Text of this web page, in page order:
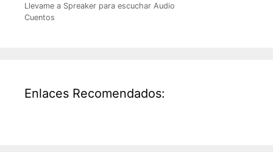
Llevame a Spreaker para escuchar Audio
Cuentos
Enlaces Recomendados: